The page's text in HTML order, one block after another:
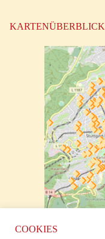
KARTENÜBERBLICK
COOKIES